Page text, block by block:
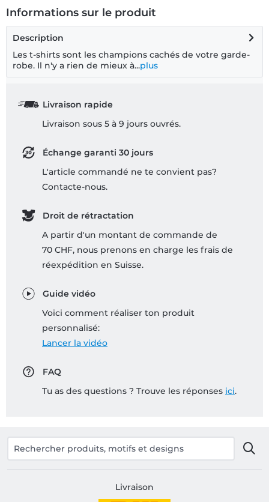
Informations sur le produit
Description
Les t-shirts sont les champions cachés de votre garde-
robe. Il n'y a rien de mieux à...plus
Livraison rapide
Livraison sous 5 à 9 jours ouvrés.
Échange garanti 30 jours
L'article commandé ne te convient pas?
Contacte-nous.
Droit de rétractation
A partir d'un montant de commande de
70 CHF, nous prenons en charge les frais de
réexpédition en Suisse.
Guide vidéo
Voici comment réaliser ton produit
personnalisé:
Lancer la vidéo
FAQ
Tu as des questions ? Trouve les réponses ici.
Livraison